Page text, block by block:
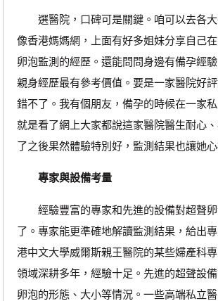
選醫院，口碑可是關鍵。咱可以去各大
像香港媽媽網，上面有好多姐妹分享自己
卵泡監測的經歷。還能問問身邊有備孕經
親身經歷最有參考價值。要是一家醫院好
錯不了。我有個朋友，備孕的時候在一家私
就是看了網上大家都說這家醫院醫生耐心
了之後果然體驗特別好，監測結果也讓她心
專家與設備考量
經驗豐富的專家和先進的設備對超聲卵
了。專家能更準確地解讀監測結果，給出
港中文大學威爾斯親王醫院的某些婦產科
領域深耕多年，經驗十足。先進的超聲設
卵泡的形態、大小等情況。一些高端私立